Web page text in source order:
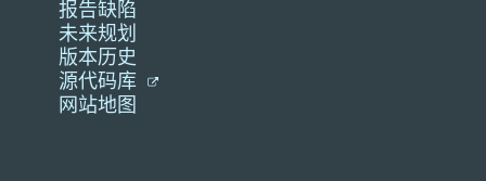
报告缺陷
未来规划
版本历史
源代码库
网站地图